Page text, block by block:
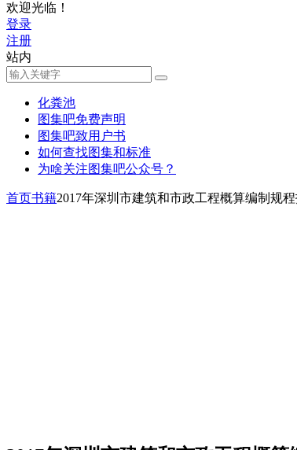
欢迎光临！
登录
注册
站内
化粪池
图集吧免费声明
图集吧致用户书
如何查找图集和标准
为啥关注图集吧公众号？
首页书籍2017年深圳市建筑和市政工程概算编制规